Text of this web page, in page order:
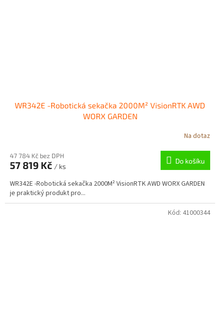
WR342E -Robotická sekačka 2000M² VisionRTK AWD
WORX GARDEN
Na dotaz
47 784 Kč bez DPH
57 819 Kč / ks
Do košíku
WR342E -Robotická sekačka 2000M² VisionRTK AWD WORX GARDEN
je praktický produkt pro...
Kód: 41000344